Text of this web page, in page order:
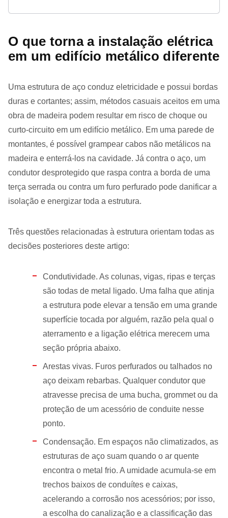
O que torna a instalação elétrica
em um edifício metálico diferente
Uma estrutura de aço conduz eletricidade e possui bordas
duras e cortantes; assim, métodos casuais aceitos em uma
obra de madeira podem resultar em risco de choque ou
curto-circuito em um edifício metálico. Em uma parede de
montantes, é possível grampear cabos não metálicos na
madeira e enterrá-los na cavidade. Já contra o aço, um
condutor desprotegido que raspa contra a borda de uma
terça serrada ou contra um furo perfurado pode danificar a
isolação e energizar toda a estrutura.
Três questões relacionadas à estrutura orientam todas as
decisões posteriores deste artigo:
Condutividade. As colunas, vigas, ripas e terças
são todas de metal ligado. Uma falha que atinja
a estrutura pode elevar a tensão em uma grande
superfície tocada por alguém, razão pela qual o
aterramento e a ligação elétrica merecem uma
seção própria abaixo.
Arestas vivas. Furos perfurados ou talhados no
aço deixam rebarbas. Qualquer condutor que
atravesse precisa de uma bucha, grommet ou da
proteção de um acessório de conduite nesse
ponto.
Condensação. Em espaços não climatizados, as
estruturas de aço suam quando o ar quente
encontra o metal frio. A umidade acumula-se em
trechos baixos de conduítes e caixas,
acelerando a corrosão nos acessórios; por isso,
a escolha do canalização e a classificação das